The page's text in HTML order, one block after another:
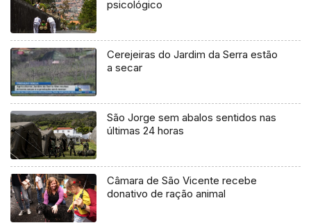
psicológico
Cerejeiras do Jardim da Serra estão
a secar
São Jorge sem abalos sentidos nas
últimas 24 horas
Câmara de São Vicente recebe
donativo de ração animal